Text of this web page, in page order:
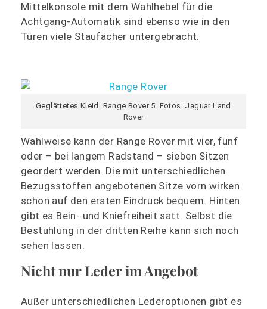
Mittelkonsole mit dem Wahlhebel für die
Achtgang-Automatik sind ebenso wie in den
Türen viele Staufächer untergebracht.
Geglättetes Kleid: Range Rover 5. Fotos: Jaguar Land
Rover
Wahlweise kann der Range Rover mit vier, fünf
oder – bei langem Radstand – sieben Sitzen
geordert werden. Die mit unterschiedlichen
Bezugsstoffen angebotenen Sitze vorn wirken
schon auf den ersten Eindruck bequem. Hinten
gibt es Bein- und Kniefreiheit satt. Selbst die
Bestuhlung in der dritten Reihe kann sich noch
sehen lassen.
Nicht nur Leder im Angebot
Außer unterschiedlichen Lederoptionen gibt es